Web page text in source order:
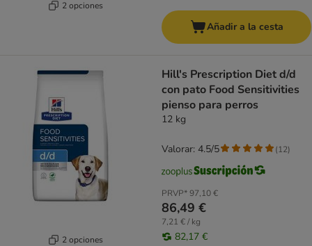
2 opciones
Añadir a la cesta
2 opciones
Hill's Prescription Diet d/d
con pato Food Sensitivities
pienso para perros
12 kg
PRVP*97,10 €
86,49 €
7,21 € / kg
82,17 €
Valorar: 4.5/5 (12)